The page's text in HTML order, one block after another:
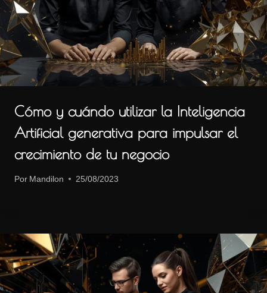
Cómo y cuándo utilizar la Inteligencia
Artificial generativa para impulsar el
crecimiento de tu negocio
Por Mandilon 25/08/2023